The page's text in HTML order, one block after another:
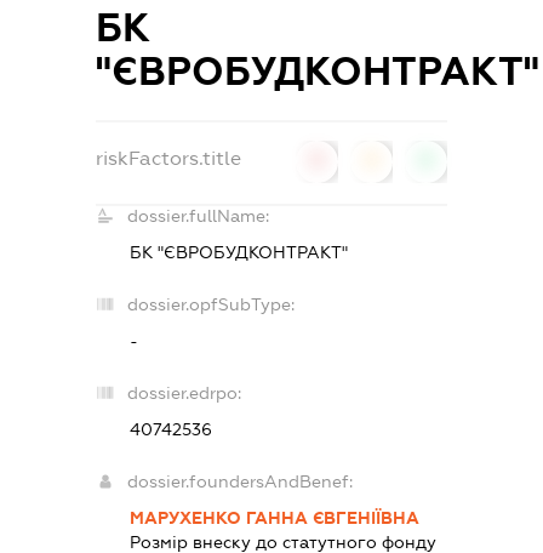
БК
"ЄВРОБУДКОНТРАКТ"
riskFactors.title
dossier.fullName:
БК "ЄВРОБУДКОНТРАКТ"
dossier.opfSubType:
-
dossier.edrpo:
40742536
dossier.foundersAndBenef:
МАРУХЕНКО ГАННА ЄВГЕНІЇВНА
Розмір внеску до статутного фонду